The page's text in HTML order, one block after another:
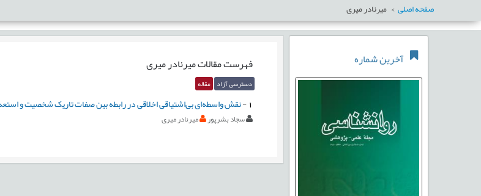
صفحه اصلی میرنادر میری
آخرین شماره فهرست مقالاتمیرنادر میری
دسترسی آزاد مقاله
1
-نقش واسطه‌ای بی‌اشتیاقی اخلاقی در رابطه بین صفات تاریک شخصیت و
سجاد بشرپور میرنادر میری